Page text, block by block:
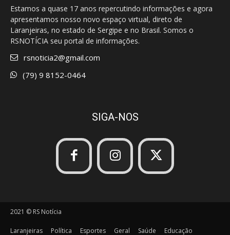
Estamos a quase 17 anos repercutindo informações e agora
apresentamos nosso novo espaço virtual, direto de
Laranjeiras, no estado de Sergipe e no Brasil. Somos o
RSNOTÍCIA seu portal de informações.
rsnoticia2@gmail.com
(79) 9 8152-0464
SIGA-NOS
2021 © RS Notícia
Laranjeiras Política Esportes Geral Saúde Educação